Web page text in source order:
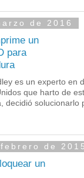
de 2016
un
para
es un experto en
que harto de
decidió solucionarlo
de 2015
un